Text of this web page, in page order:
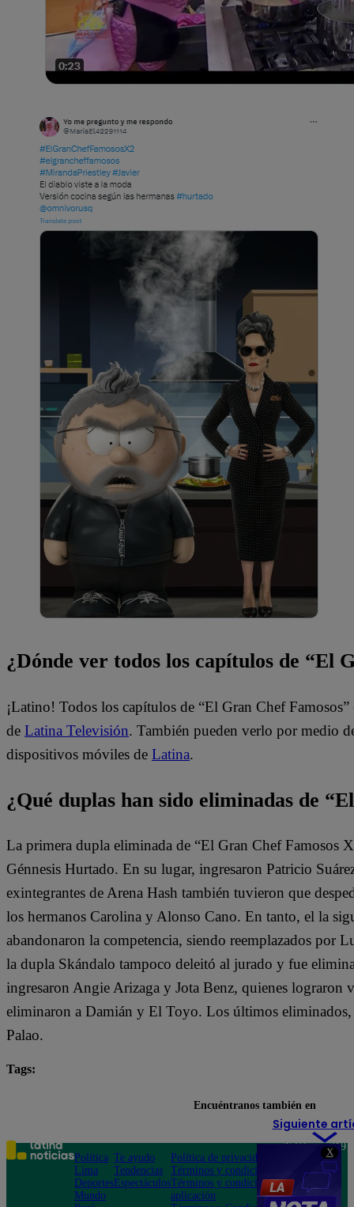
X
¿Dónde ver todos los capítulos de “El
¡Latino! Todos los capítulos de “El Gran Chef
de Latina Televisión. También pueden verlo por medio
dispositivos móviles de Latina.
¿Qué duplas han sido eliminadas de
La primera dupla eliminada de “El Gran Chef Famosos
Génnesis Hurtado. En su lugar, ingresaron Patricio
exintegrantes de Arena Hash también tuvieron que
los hermanos Carolina y Alonso Cano. En tanto, el la
abandonaron la competencia, siendo reemplazados por
la dupla Skándalo tampoco deleitó al jurado y fue
ingresaron Angie Arizaga y Jota Benz, quienes lograron
eliminaron a Damián y El Toyo. Los últimos
Palao.
Tags:
Siguiente
Encuéntranos también en
Política
Lima
Deportes
Mundo
Te ayudo
Tendencias
Espectáculos
Política de privacidad
Términos y condiciones
Términos y condiciones
aplicación
Teléfono: 219
Av. San
Felipe 968
Jesús María